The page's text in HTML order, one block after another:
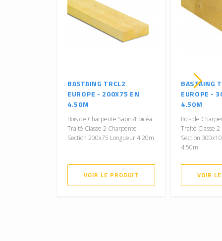
BASTAING TRCL2
EUROPE - 200X75 EN
4.50M
Bois de Charpente Sapin/Epicéa
Traité Classe 2 Charpente
Section 200x75 Longueur 4.20m
VOIR LE PRODUIT
BASTAING
EUROPE -
4.50M
Bois de
Traité Classe
Section
4.50m
VOIR